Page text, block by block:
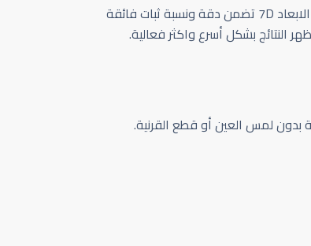
كاميرا تتبع حركة العين سباعية الابعاد 7D تضمن دقة ونسبة ثبات فائقة
النتائج بشكل أسرع واكثر فعالية.
بدون لمس العين أو قطع القرنية.